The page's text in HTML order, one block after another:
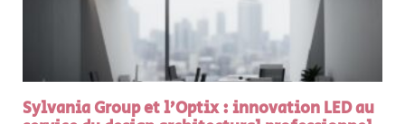
Sylvania Group et l’Optix : innovation LED au